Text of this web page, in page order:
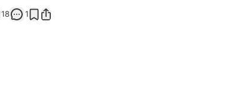
18 1